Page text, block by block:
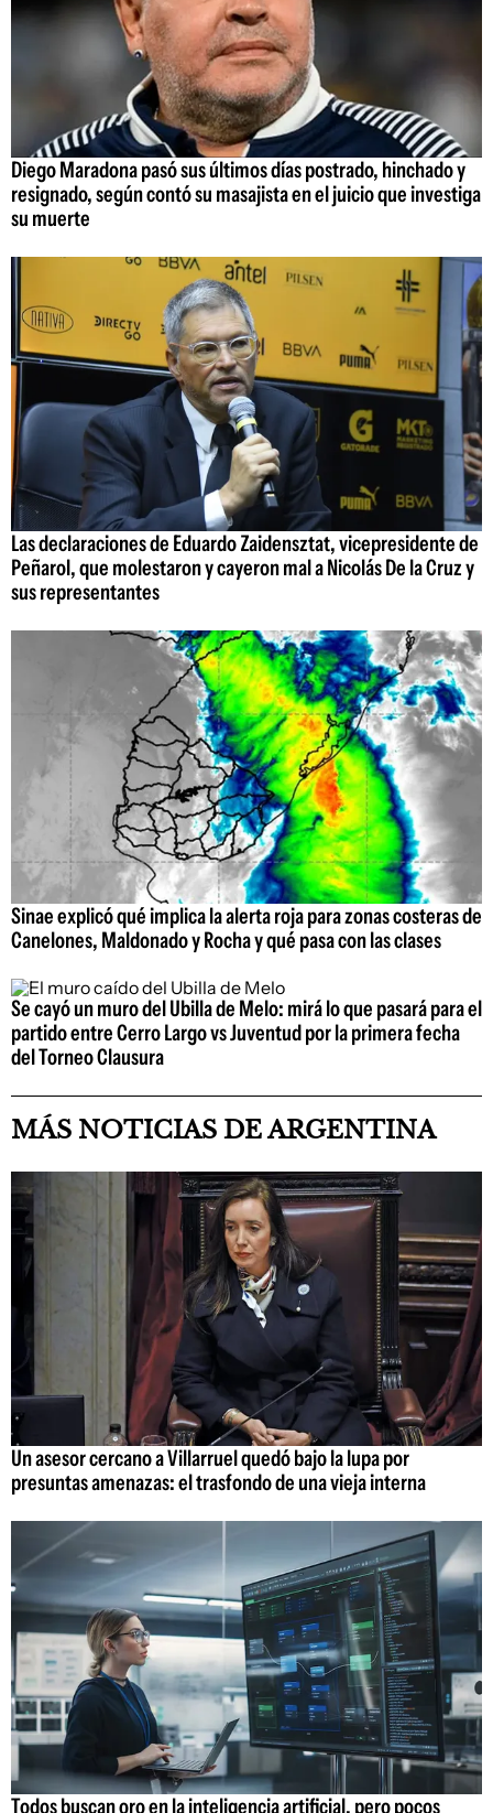
Diego Maradona pasó sus últimos días postrado, hinchado y
resignado, según contó su masajista en el juicio que investiga
su muerte
Las declaraciones de Eduardo Zaidensztat, vicepresidente de
Peñarol, que molestaron y cayeron mal a Nicolás De la Cruz y
sus representantes
Sinae explicó qué implica la alerta roja para zonas costeras de
Canelones, Maldonado y Rocha y qué pasa con las clases
Se cayó un muro del Ubilla de Melo: mirá lo que pasará para el
partido entre Cerro Largo vs Juventud por la primera fecha
del Torneo Clausura
MÁS NOTICIAS DE ARGENTINA
Un asesor cercano a Villarruel quedó bajo la lupa por
presuntas amenazas: el trasfondo de una vieja interna
Todos buscan oro en la inteligencia artificial, pero pocos